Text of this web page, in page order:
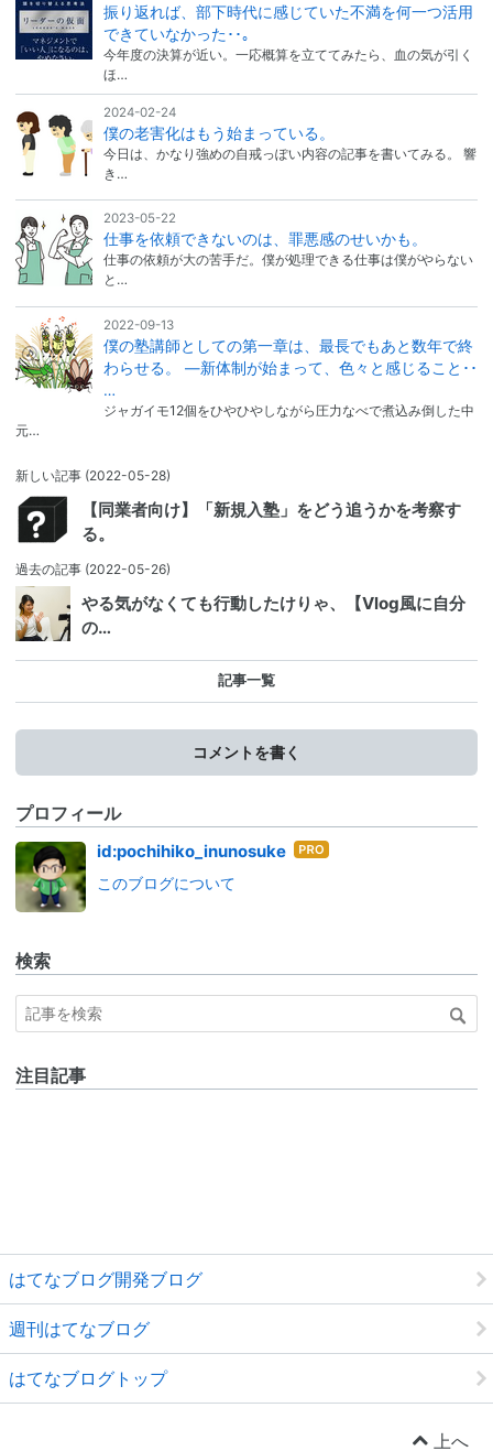
振り返れば、部下時代に感じていた不満を何一つ活用
できていなかった･･｡
今年度の決算が近い。一応概算を立ててみたら、血の気が引く
ほ…
2024-02-24
僕の老害化はもう始まっている。
今日は、かなり強めの自戒っぽい内容の記事を書いてみる。 響
き…
2023-05-22
仕事を依頼できないのは、罪悪感のせいかも。
仕事の依頼が大の苦手だ。僕が処理できる仕事は僕がやらない
と…
2022-09-13
僕の塾講師としての第一章は、最長でもあと数年で終
わらせる。 ―新体制が始まって、色々と感じること･･
…
ジャガイモ12個をひやひやしながら圧力なべで煮込み倒した中
元…
新しい記事 (2022-05-28)
【同業者向け】「新規入塾」をどう追うかを考察す
る。
過去の記事 (2022-05-26)
やる気がなくても行動したけりゃ、【Vlog風に自分
の…
記事一覧
コメントを書く
プロフィール
id:pochihiko_inunosuke はて
このブログについて
検索
注目記事
はてなブログ開発ブログ
週刊はてなブログ
はてなブログトップ
上へ